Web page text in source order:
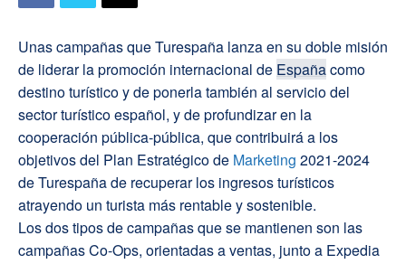
Unas campañas que Turespaña lanza en su doble misión
de liderar la promoción internacional de Españacomo
destino turístico y de ponerla también al servicio del
sector turístico español, y de profundizar en la
cooperación pública-pública, que contribuirá a los
objetivos del Plan Estratégico de Marketing 2021-2024
de Turespaña de recuperar los ingresos turísticos
atrayendo un turista más rentable y sostenible.
Los dos tipos de campañas que se mantienen son las
campañas Co-Ops, orientadas a ventas, junto a Expedia